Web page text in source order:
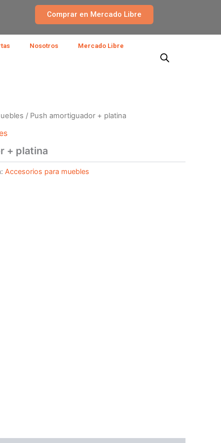
Comprar en Mercado Libre
Nosotros Mercado Libre
/ Push amortiguador + platina
+ platina
Accesorios para muebles